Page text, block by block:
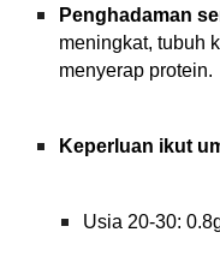
Penghadaman
meningkat, tubuh
menyerap protein.
Keperluan ikut
Usia 20-30: